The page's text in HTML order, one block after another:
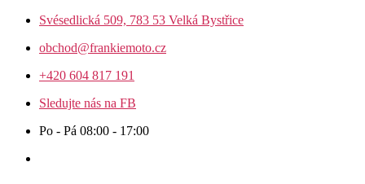
Přejít
obsahu
Svésedlická 509, 783 53 Velká Bystřice
obchod@frankiemoto.cz
+420 604 817 191
Sledujte nás na FB
Po - Pá 08:00 - 17:00